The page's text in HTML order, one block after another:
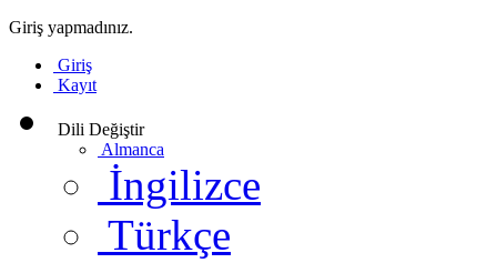
Giriş yapmadınız.
Giriş
Kayıt
Dili Değiştir
Almanca
İngilizce
Türkçe